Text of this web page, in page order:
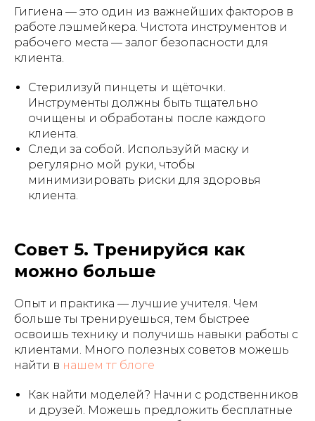
Гигиена — это один из важнейших факторов в
работе лэшмейкера. Чистота инструментов и
рабочего места — залог безопасности для
клиента.
Стерилизуй пинцеты и щёточки.
Инструменты должны быть тщательно
очищены и обработаны после каждого
клиента.
Следи за собой. Используйй маску и
регулярно мой руки, чтобы
минимизировать риски для здоровья
клиента.
Совет 5. Тренируйся как
можно больше
Опыт и практика — лучшие учителя. Чем
больше ты тренируешься, тем быстрее
освоишь технику и получишь навыки работы с
клиентами. Много полезных советов можешь
найти в нашем тг блоге
Как найти моделей? Начни с родственников
и друзей. Можешь предложить бесплатные